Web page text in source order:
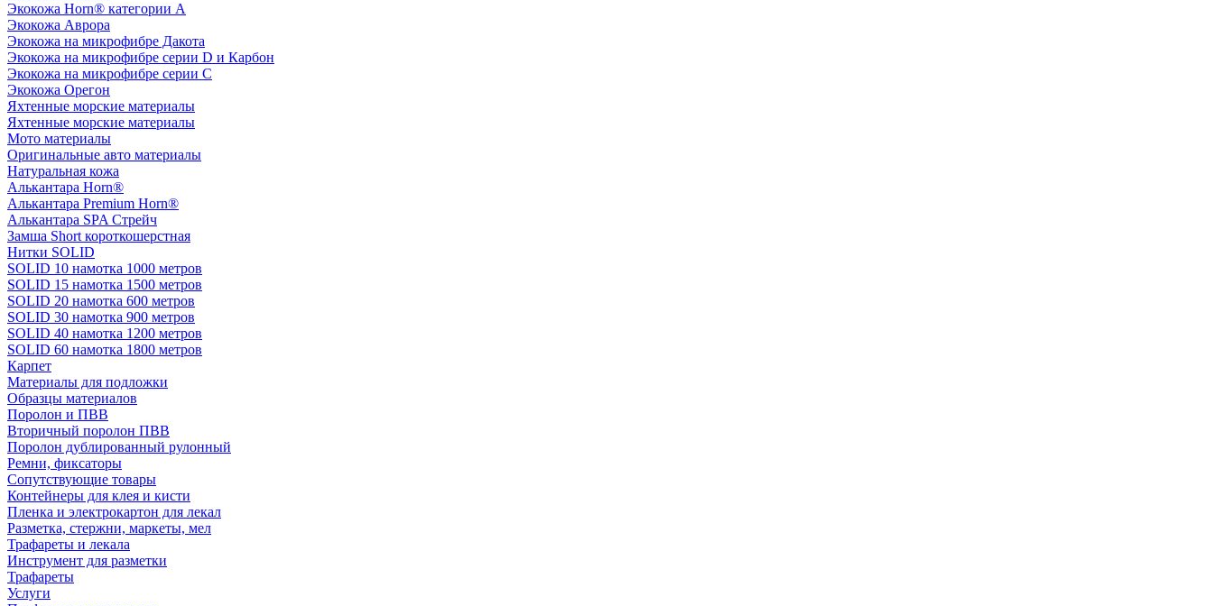
Экокожа Horn® категории A
Экокожа Аврора
Экокожа на микрофибре Дакота
Экокожа на микрофибре серии D и Карбон
Экокожа на микрофибре серии С
Экокожа Орегон
Яхтенные морские материалы
Яхтенные морские материалы
Мото материалы
Оригинальные авто материалы
Натуральная кожа
Алькантара Horn®
Алькантара Premium Horn®
Алькантара SPA Стрейч
Замша Short короткошерстная
Нитки SOLID
SOLID 10 намотка 1000 метров
SOLID 15 намотка 1500 метров
SOLID 20 намотка 600 метров
SOLID 30 намотка 900 метров
SOLID 40 намотка 1200 метров
SOLID 60 намотка 1800 метров
Карпет
Материалы для подложки
Образцы материалов
Поролон и ПВВ
Вторичный поролон ПВВ
Поролон дублированный рулонный
Ремни, фиксаторы
Сопутствующие товары
Контейнеры для клея и кисти
Пленка и электрокартон для лекал
Разметка, стержни, маркеты, мел
Трафареты и лекала
Инструмент для разметки
Трафареты
Услуги